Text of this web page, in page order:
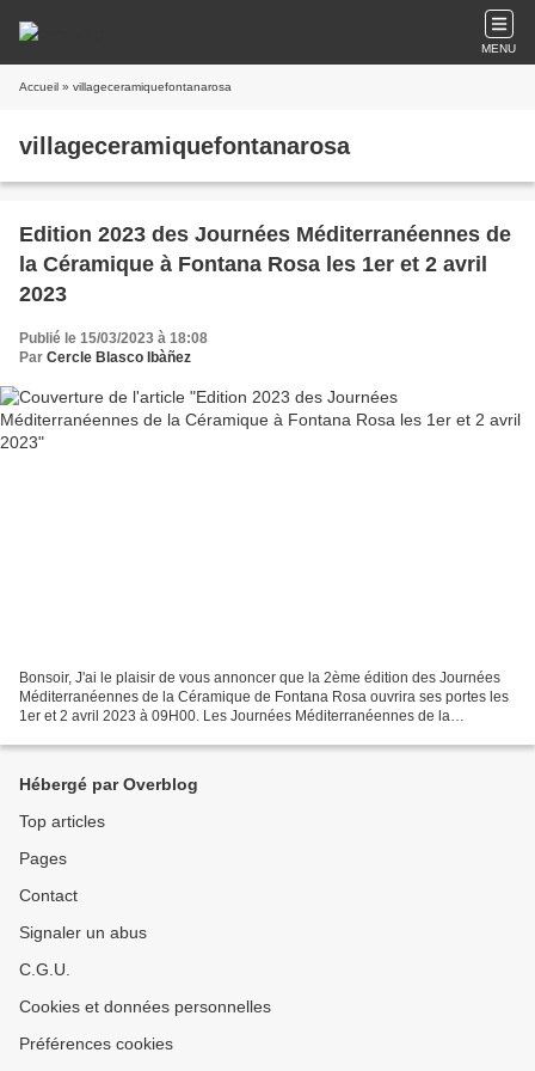
MENU
Accueil » villageceramiquefontanarosa
villageceramiquefontanarosa
Edition 2023 des Journées Méditerranéennes de
la Céramique à Fontana Rosa les 1er et 2 avril
2023
Publié le 15/03/2023 à 18:08
Par Cercle Blasco Ibàñez
Bonsoir, J'ai le plaisir de vous annoncer que la 2ème édition des Journées
Méditerranéennes de la Céramique de Fontana Rosa ouvrira ses portes les
1er et 2 avril 2023 à 09H00. Les Journées Méditerranéennes de la
Hébergé par Overblog
Top articles
Pages
Contact
Signaler un abus
C.G.U.
Cookies et données personnelles
Préférences cookies